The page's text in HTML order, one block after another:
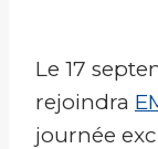
Le 17
rejoindra
journée